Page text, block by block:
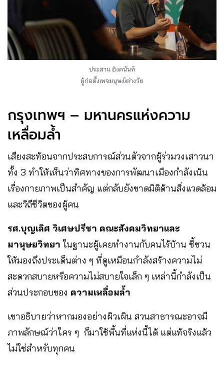
ประสาน อิงคนันท์
ผู้ก่อตั้งเพจมนุษย์ต่างวัย
กรุงเทพฯ – มหานครแห่งความ
เหลื่อมล้ำ
เสียงสะท้อนจากประสบการณ์ส่วนตัวจากผู้ร่วมวงเสาวนา
ทั้ง 3 ทำให้เห็นว่าทิศทางของการพัฒนาเมืองกำลังเน้น
เรื่องกายภาพเป็นสำคัญ แต่กลับยังขาดมิติด้านสิ่งแวดล้อม
และวิถีชีวิตของผู้คน
รศ.บุญเลิศ วิเศษปรีชา คณะสังคมวิทยาและ
มานุษยวิทยาในฐานะผู้เคยทำงานกับคนไร้บ้าน ชี้ชวน
ให้มองถึงประเด็นต่าง ๆ ที่ดูเหมือนกำลังสร้างความไม่
สะดวกสบายหรือความไม่สบายใจเล็ก ๆ เหล่านี้กำลังเป็น
ส่วนประกอบของ ความเหลื่อมล้ำ
เขาอธิบายว่าหากมองอย่างผิวเผิน สวนสาธารณะอาจมี
ภาพลักษณ์ว่าใคร ๆ ก็มาใช้พื้นที่แห่งนี้ได้ แต่แท้จริงแล้ว
ไม่ใช่สำหรับทุกคน